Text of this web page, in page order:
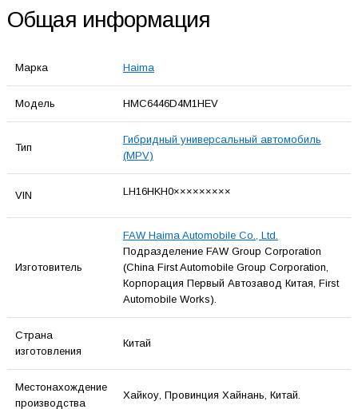
Общая информация
Марка Haima
Модель HMC6446D4M1HEV
Тип
Гибридный универсальный автомобиль
(MPV)
VIN LH16HKH0×××××××××
Изготовитель
FAW Haima Automobile Co., Ltd.
Подразделение FAW Group Corporation
(China First Automobile Group Corporation,
Корпорация Первый Автозавод Китая, First
Automobile Works).
Страна
изготовления
Китай
Местонахождение
производства
Хайкоу, Провинция Хайнань, Китай.